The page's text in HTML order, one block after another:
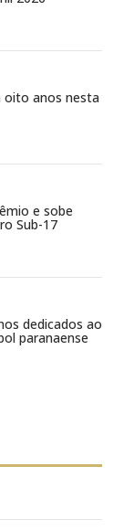
oito anos nesta
e sobe
Sub-17
dedicados ao
paranaense